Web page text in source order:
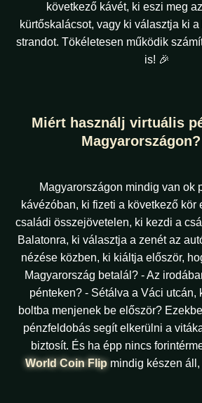
következő kávét, ki eszi meg
kürtőskalácsot, vagy ki választja ki
strandot. Tökéletesen működik
is! 🎉
Miért használj virtuális
Magyarországon mindig van ok
kávézóban, ki fizeti a következő kör
családi összejövetelen, ki kezdi a
Balatonra, ki választja a zenét az
nézése közben, ki kiáltja először,
Magyarország betalál? - Az
pénteken? - Sétálva a Váci utcán,
boltba menjenek be először?
pénzfeldobás segít elkerülni a
biztosít. És ha épp nincs
World Coin Flip mindig készen